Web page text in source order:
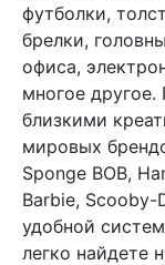
футболки,
брелки,
офиса,
многое
близкими
мировых
Sponge BOB,
Barbie, Scooby-
удобной
легко найдете